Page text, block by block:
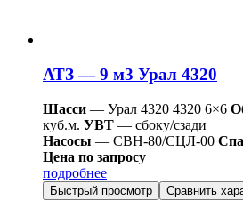
АТЗ — 9 м3 Урал 4320
Шасси — Урал 4320 4320 6×6
куб.м. УВТ — сбоку/сзади
Насосы — СВН-80/СЦЛ-00
Цена по запросу
подробнее
Быстрый просмотр Сравнить